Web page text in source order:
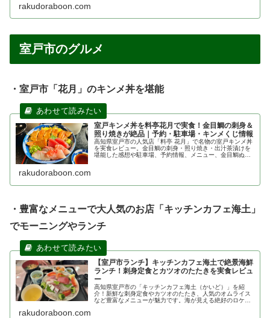
rakudoraboon.com
室戸市のグルメ
・室戸市「花月」のキンメ丼を堪能
室戸キンメ丼を料亭花月で実食！金目鯛の刺身＆
照り焼きが絶品｜予約・駐車場・キンメくじ情報
高知県室戸市の人気店「料亭 花月」で名物の室戸キンメ丼
を実食レビュー。金目鯛の刺身・照り焼き・出汁茶漬けを
堪能した感想や駐車場、予約情報、メニュー、金目鯛ぬい
rakudoraboon.com
・豊富なメニューで大人気のお店「キッチンカフェ海土」
でモーニングやランチ
【室戸市ランチ】キッチンカフェ海土で絶景海鮮
ランチ！刺身定食とカツオのたたきを実食レビュ
ー
高知県室戸市の「キッチンカフェ海土（かいど）」を紹
介！新鮮な刺身定食やカツオのたたき、人気のオムライス
など豊富なメニューが魅力です。海が見える絶好のロケー
rakudoraboon.com